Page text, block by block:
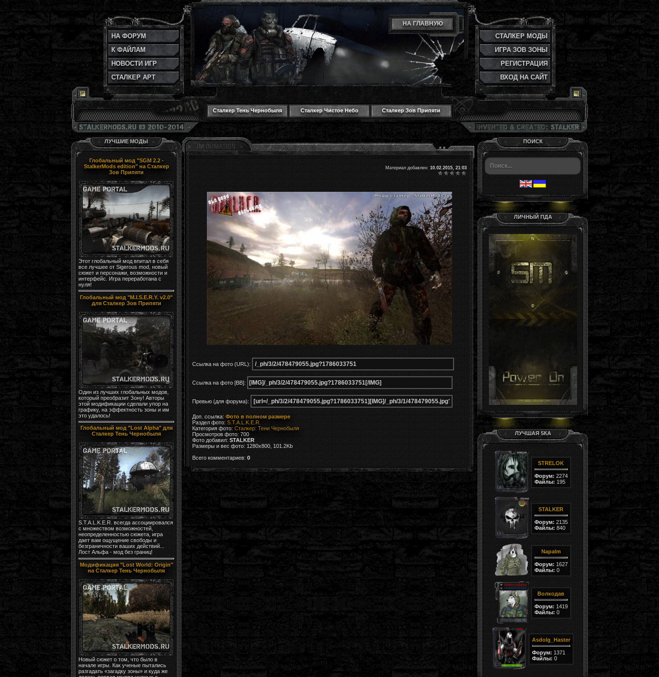
НА ГЛАВНУЮ
СТАЛКЕР МОДЫ
ИГРА ЗОВ ЗОНЫ
РЕГИСТРАЦИЯ
ВХОД НА САЙТ
НА ФОРУМ
К ФАЙЛАМ
НОВОСТИ ИГР
СТАЛКЕР АРТ
Сталкер Тень Чернобыля Сталкер Чистое Небо Сталкер Зов Припяти
ЛУЧШИЕ МОДЫ
Глобальный мод "SGM 2.2 -
StalkerMods edition" на Сталкер
Зов Припяти
Этот глобальный мод впитал в себя
все лучшее от Sigerous mod, новый
сюжет и персонажи, возможности и
интерфейс. Игра переработана с
нуля!
Глобальный мод "M.I.S.E.R.Y. v2.0"
для Сталкер Зов Припяти
Один из лучших глобальных модов,
который преобразит Зону! Авторы
этой модификации сделали упор на
графику, на эффектность зоны и им
это удалось!
Глобальный мод "Lost Alpha" для
Сталкер Тень Чернобыля
S.T.A.L.K.E.R. всегда ассоциировался
с множеством возможностей,
неопределенностью сюжета, игра
дает вам ощущение свободы и
безграничности ваших действий...
Лост Альфа - мод без границ!
Модификация "Lost World: Origin"
на Сталкер Тень Чернобыля
Новый сюжет о том, что было в
начале игры. Как ученые пытались
разгадать «загадку зоны» и куда же
Материал добавлен: 10.02.2015, 21:03
Ссылка на фото (URL):
Ссылка на фото [BB]:
Превью (для форума):
Доп. ссылка: Фото в полном размере
Раздел фото: S.T.A.L.K.E.R.
Категория фото: Сталкер: Тени Чернобыля
Просмотров фото: 700
Фото добавил: STALKER
Размеры и вес фото: 1280x800, 101.2Kb
Всего комментариев: 0
ПОИСК
ЛИЧНЫЙ ПДА
Гость, ты здесь -й день
Группа: Гости
ЛУЧШАЯ 5КА
STRELOK
Форум: 2274
Файлы: 195
STALKER
Форум: 2135
Файлы: 840
Napalm
Форум: 1627
Файлы: 0
Волкодав
Форум: 1419
Файлы: 0
Asdolg_Haster
Форум: 1371
Файлы: 0